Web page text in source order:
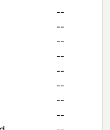
--
--
--
--
--
--
--
--